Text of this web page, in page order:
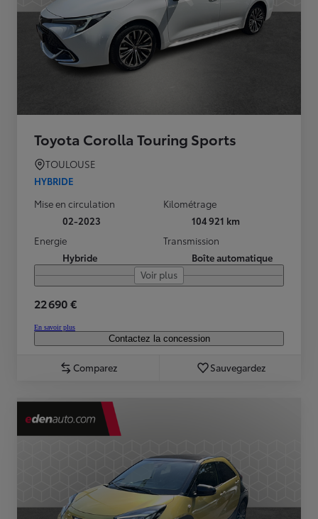
Toyota Corolla Touring Sports
TOULOUSE
HYBRIDE
Mise en circulation
02-2023
Kilométrage
104 921 km
Energie
Hybride
Transmission
Boîte automatique
Voir plus
22 690 €
En savoir plus
Contactez la concession
Comparez Sauvegardez